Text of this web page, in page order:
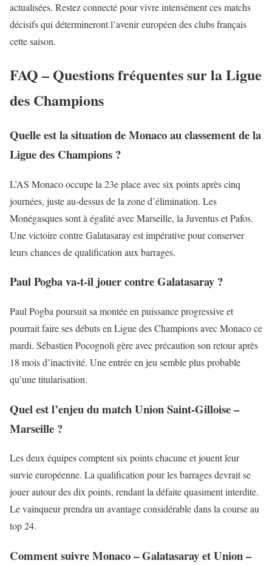
actualisées. Restez connecté pour vivre intensément ces matchs
décisifs qui détermineront l’avenir européen des clubs français
cette saison.
FAQ – Questions fréquentes sur la Ligue
des Champions
Quelle est la situation de Monaco au classement de la
Ligue des Champions ?
L’AS Monaco occupe la 23e place avec six points après cinq
journées, juste au-dessus de la zone d’élimination. Les
Monégasques sont à égalité avec Marseille, la Juventuset Pafos.
Une victoire contre Galatasaray est impérative pour conserver
leurs chances de qualification aux barrages.
Paul Pogba va-t-il jouer contre Galatasaray ?
Paul Pogba poursuit sa montée en puissance progressive et
pourrait faire ses débuts en Ligue des Champions avec Monaco ce
mardi. Sébastien Pocognoli gère avec précaution son retour après
18 mois d’inactivité. Une entrée en jeu semble plus probable
qu’une titularisation.
Quel est l’enjeu du match Union Saint-Gilloise –
Marseille ?
Les deux équipes comptent six points chacune et jouent leur
survie européenne. La qualification pour les barrages devrait se
jouer autour des dix points, rendant la défaite quasiment interdite.
Le vainqueur prendra un avantage considérable dans la course au
top 24.
Comment suivre Monaco – Galatasaray et Union –